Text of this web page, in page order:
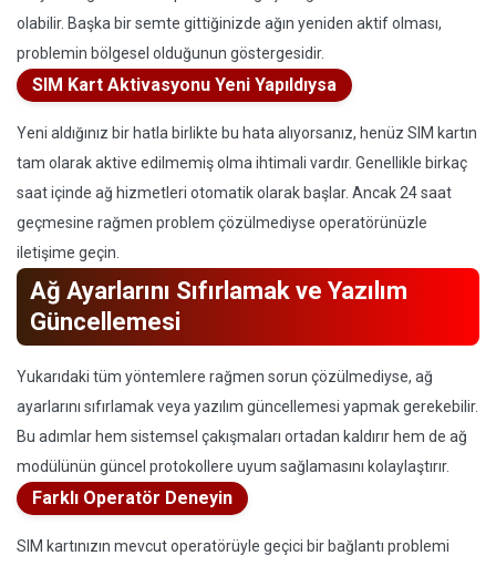
olabilir. Başka bir semte gittiğinizde ağın yeniden aktif olması,
problemin bölgesel olduğunun göstergesidir.
SIM Kart Aktivasyonu Yeni Yapıldıysa
Yeni aldığınız bir hatla birlikte bu hata alıyorsanız, henüz SIM kartın
tam olarak aktive edilmemiş olma ihtimali vardır. Genellikle birkaç
saat içinde ağ hizmetleri otomatik olarak başlar. Ancak 24 saat
geçmesine rağmen problem çözülmediyse operatörünüzle
iletişime geçin.
Ağ Ayarlarını Sıfırlamak ve Yazılım
Güncellemesi
Yukarıdaki tüm yöntemlere rağmen sorun çözülmediyse, ağ
ayarlarını sıfırlamak veya yazılım güncellemesi yapmak gerekebilir.
Bu adımlar hem sistemsel çakışmaları ortadan kaldırır hem de ağ
modülünün güncel protokollere uyum sağlamasını kolaylaştırır.
Farklı Operatör Deneyin
SIM kartınızın mevcut operatörüyle geçici bir bağlantı problemi